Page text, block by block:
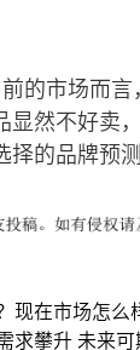
的市场而
然不好卖
的品牌预
现在市场怎么
求攀升 未来可